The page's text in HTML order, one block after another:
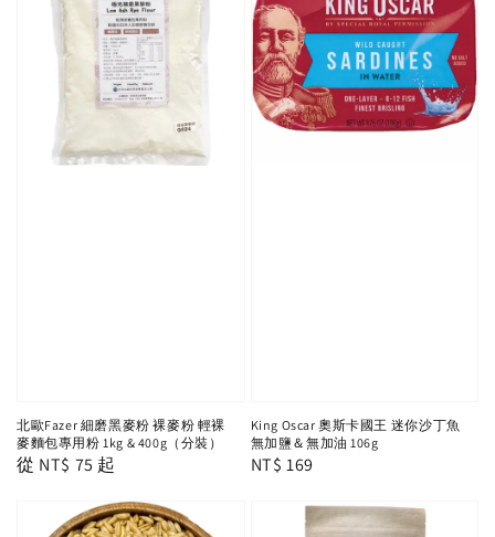
北歐Fazer 細磨黑麥粉 裸麥粉 輕裸
麥麵包專用粉 1kg & 400g（分裝）
Regular
從 NT$ 75 起
King Oscar 奧斯卡國王 迷你沙丁魚
無加鹽＆無加油 106g
Regular
NT$ 169